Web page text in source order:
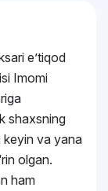
eʼtiqod
Imomi
shaxsning
keyin va yana
olgan.
ham